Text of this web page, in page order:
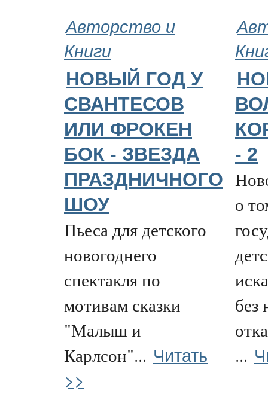
Авторство и
Книги
НОВЫЙ ГОД У
СВАНТЕСОВ
ИЛИ ФРОКЕН
БОК - ЗВЕЗДА
ПРАЗДНИЧНОГО
ШОУ
Пьеса для детского
новогоднего
спектакля по
мотивам сказки
"Малыш и
Карлсон"... Читать
>>
- 2
о
без
...